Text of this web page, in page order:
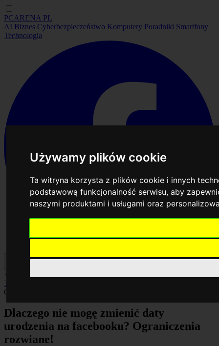
Używamy plików cookie
Ta witryna korzysta z plików cookie i innych
podstawową funkcjonalność serwisu,aby
naszymi produktami i usługami oraz
PCARENA PL
AI Biznes Cyberbezpieczeństwo Komputery Poradniki Smartfony
Technologia
× Biznes
Technologia
Cyberbezpieczeństwo
Dlaczego nie mogę zmienić daty
urodzenia na facebooku? Ograniczenia
rozwiane!